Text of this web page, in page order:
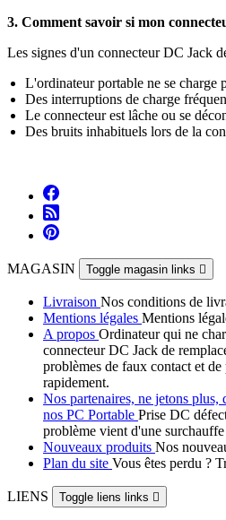
3. Comment savoir si mon
Les signes d'un connecteur DC Jack
L'ordinateur portable ne se charge
Des interruptions de charge
Le connecteur est lâche ou se
Des bruits inhabituels lors de la
MAGASIN Toggle magasin links 
Livraison Nos conditions de
Mentions légales Mentions
A propos Ordinateur qui ne
connecteur DC Jack de
problèmes de faux contact et de
rapidement.
Nos partenaires, ne jetons plus,
nos PC Portable Prise DC
problème vient d'une
Nouveaux produits Nos
Plan du site Vous êtes perdu ?
LIENS Toggle liens links 